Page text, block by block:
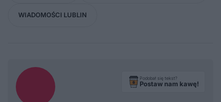
WIADOMOŚCI LUBLIN
Podobał się tekst?
Postaw nam kawę!